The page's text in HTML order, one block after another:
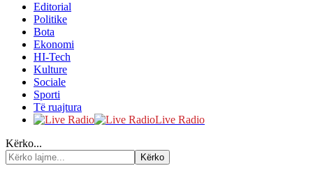
Editorial
Politike
Bota
Ekonomi
HI-Tech
Kulture
Sociale
Sporti
Të ruajtura
Live Radio
Kërko...